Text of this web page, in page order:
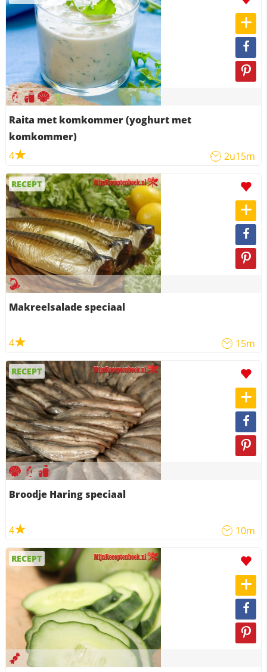
Raita met komkommer (yoghurt met
komkommer)
4
2u15m
RECEPT
Makreelsalade speciaal
4 15m
RECEPT
Broodje Haring speciaal
4 10m
RECEPT